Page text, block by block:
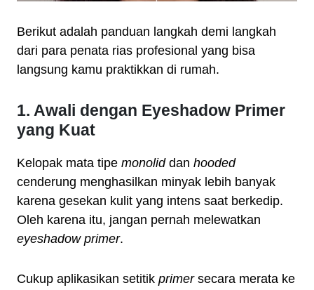
Berikut adalah panduan langkah demi langkah
dari para penata rias profesional yang bisa
langsung kamu praktikkan di rumah.
1. Awali dengan Eyeshadow Primer
yang Kuat
Kelopak mata tipe monoliddan hooded
cenderung menghasilkan minyak lebih banyak
karena gesekan kulit yang intens saat berkedip.
Oleh karena itu, jangan pernah melewatkan
eyeshadow primer.
Cukup aplikasikan setitik primersecara merata ke